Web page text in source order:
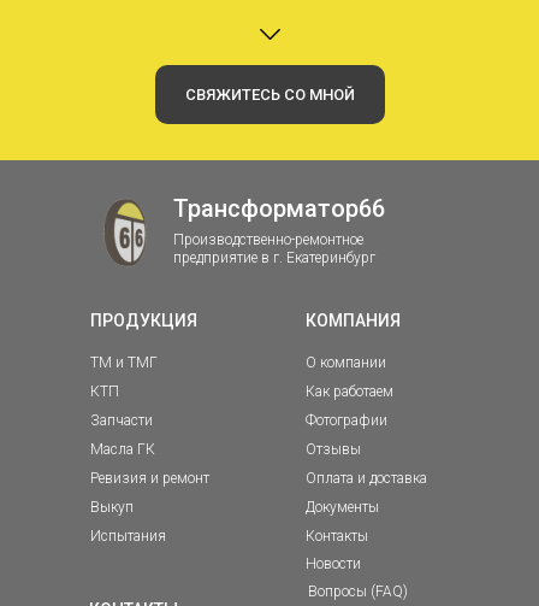
СВЯЖИТЕСЬ СО МНОЙ
Трансформатор66
Производственно-ремонтное
предприятие в г. Екатеринбург
ПРОДУКЦИЯ КОМПАНИЯ
О компании
Как работаем
Фотографии
Отзывы
Оплата и доставка
Документы
Контакты
ТМ и ТМГ
КТП
Запчасти
Масла ГК
Ревизия и ремонт
Выкуп
Испытания
Новости
Вопросы (FAQ)